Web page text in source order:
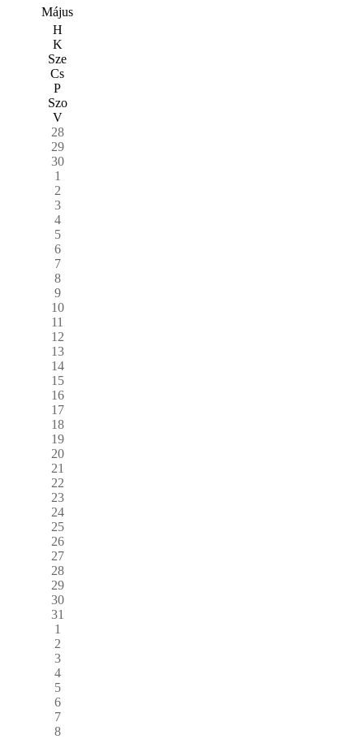
Május
H
K
Sze
Cs
P
Szo
V
28
29
30
1
2
3
4
5
6
7
8
9
10
11
12
13
14
15
16
17
18
19
20
21
22
23
24
25
26
27
28
29
30
31
1
2
3
4
5
6
7
8